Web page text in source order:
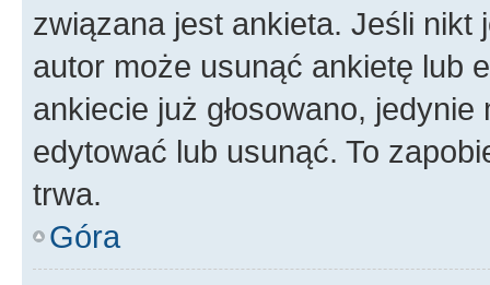
związana jest ankieta. Jeśli nikt
autor może usunąć ankietę lub
ankiecie już głosowano,
edytować lub usunąć. To
trwa.
Góra